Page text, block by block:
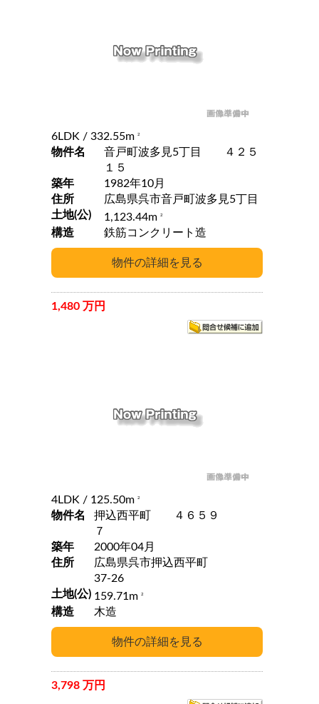
6LDK / 332.55m 2
物件名
音戸町波多見5丁目 ４２５
１５
築年
1982年10月
住所
広島県呉市音戸町波多見5丁目
土地(公)
1,123.44m2
構造 鉄筋コンクリート造
1,480 万円
4LDK / 125.50m 2
物件名
押込西平町 ４６５９
７
築年
2000年04月
住所
広島県呉市押込西平町
37-26
土地(公) 159.71m 2
構造 木造
3,798 万円